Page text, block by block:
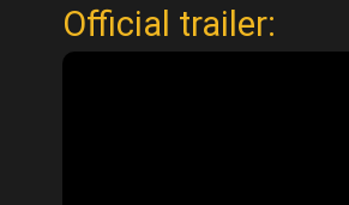
Official trailer: